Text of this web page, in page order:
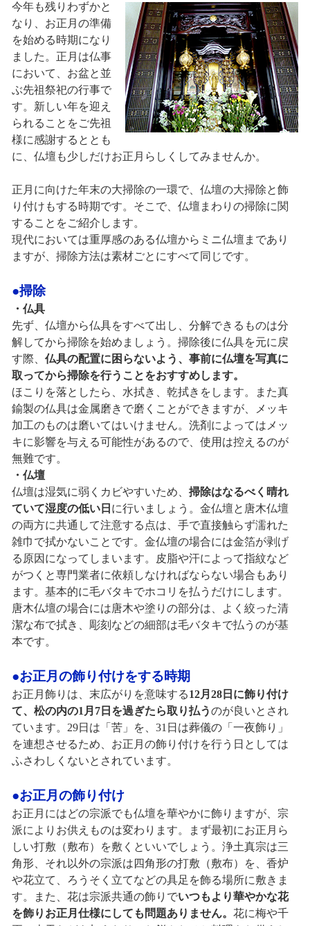
今年も残りわずかと
なり、お正月の準備
を始める時期になり
ました。正月は仏事
において、お盆と並
ぶ先祖祭祀の行事で
す。新しい年を迎え
られることをご先祖
様に感謝するととも
に、仏壇も少しだけお正月らしくしてみませんか。
正月に向けた年末の大掃除の一環で、仏壇の大掃除と飾
り付けもする時期です。そこで、仏壇まわりの掃除に関
することをご紹介します。
現代においては重厚感のある仏壇からミニ仏壇まであり
ますが、掃除方法は素材ごとにすべて同じです。
●掃除
・仏具
先ず、仏壇から仏具をすべて出し、分解できるものは分
解してから掃除を始めましょう。掃除後に仏具を元に戻
す際、 仏具の配置に困らないよう、事前に仏壇を写真に
取ってから掃除を行うことをおすすめします。
ほこりを落としたら、水拭き、乾拭きをします。また真
鍮製の仏具は金属磨きで磨くことができますが、メッキ
加工のものは磨いてはいけません。洗剤によってはメッ
キに影響を与える可能性があるので、使用は控えるのが
無難です。
・仏壇
仏壇は湿気に弱くカビやすいため、 掃除はなるべく晴れ
ていて湿度の低い日 に行いましょう。金仏壇と唐木仏壇
の両方に共通して注意する点は、手で直接触らず濡れた
雑巾で拭かないことです。金仏壇の場合には金箔が剥げ
る原因になってしまいます。皮脂や汗によって指紋など
がつくと専門業者に依頼しなければならない場合もあり
ます。基本的に毛バタキでホコリを払うだけにします。
唐木仏壇の場合には唐木や塗りの部分は、よく絞った清
潔な布で拭き、彫刻などの細部は毛バタキで払うのが基
本です。
●お正月の飾り付けをする時期
お正月飾りは、末広がりを意味する12月28日に飾り付け
て、松の内の1月7日を過ぎたら取り払うのが良いとされ
ています。29日は「苦」を、31日は葬儀の「一夜飾り」
を連想させるため、お正月の飾り付けを行う日としては
ふさわしくないとされています。
●お正月の飾り付け
お正月にはどの宗派でも仏壇を華やかに飾りますが、宗
派によりお供えものは変わります。まず最初にお正月ら
しい打敷（敷布）を敷くといいでしょう。浄土真宗は三
角形、それ以外の宗派は四角形の打敷（敷布）を、香炉
や花立て、ろうそく立てなどの具足を飾る場所に敷きま
す。また、花は宗派共通の飾りでいつもより華やかな花
を飾りお正月仕様にしても問題ありません。 花に梅や千